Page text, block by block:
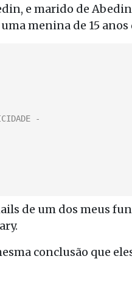
e marido de
menina de 15 anos
de um dos meus
conclusão que